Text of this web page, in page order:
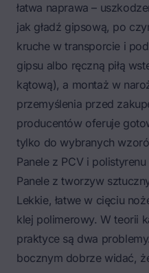
łatwa naprawa –
jak gładź gipsową, po
kruche w transporcie i
gipsu albo ręczną piłą
kątową), a montaż w
przemyślenia przed
producentów oferuje
tylko do wybranych
Panele z PCV i polistyrenu
Panele z tworzyw
Lekkie, łatwe w cięciu
klej polimerowy. W teorii
praktyce są dwa
bocznym dobrze widać,